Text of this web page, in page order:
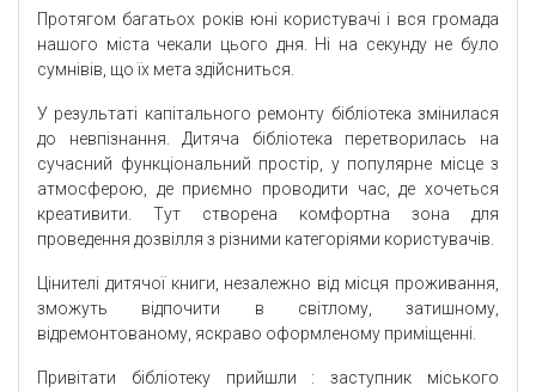
Протягом багатьох років юні користувачі і вся громада
нашого міста чекали цього дня. Ні на секунду не було
сумнівів, що їх мета здійсниться.
У результаті капітального ремонту бібліотека змінилася
до невпізнання. Дитяча бібліотека перетворилась на
сучасний функціональний простір, у популярне місце з
атмосферою, де приємно проводити час, де хочеться
креативити. Тут створена комфортна зона для
проведення дозвілля з різними категоріями користувачів.
Цінителі дитячої книги, незалежно від місця проживання,
зможуть відпочити в світлому, затишному,
відремонтованому, яскраво оформленому приміщенні.
Привітати бібліотеку прийшли : заступник міського